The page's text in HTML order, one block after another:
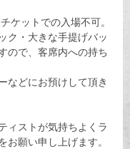
ケットでの入場不可。
ク・大きな手提げバッ
ので、客席内への持ち
などにお預けして頂き
ィストが気持ちよくラ
お願い申し上げます。